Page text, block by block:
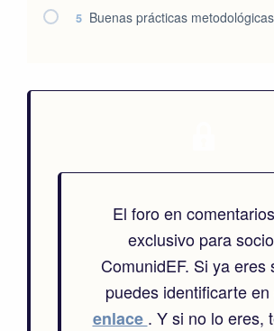
5 Buenas prácticas metodológicas
El foro en
exclusivo para
ComunidEF. Si ya eres
puedes identificarte en
enlace . Y si no lo eres,